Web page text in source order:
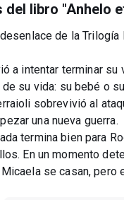
del libro "Anhelo
de la Trilogía
a intentar terminar
su vida: su bebé o
sobrevivió al
una nueva guerra.
termina bien para
En un momento
se casan, pero